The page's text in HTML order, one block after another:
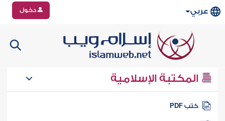
عربي دخول
المكتبة الإسلامية